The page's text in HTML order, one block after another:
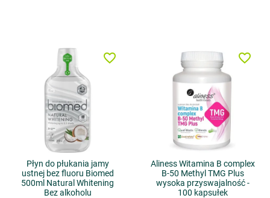
Płyn do płukania jamy
ustnej bez fluoru Biomed
500ml Natural Whitening
Bez alkoholu
favorite_border
Aliness Witamina B complex
B-50 Methyl TMG Plus
wysoka przyswajalność -
100 kapsułek
favorite_border